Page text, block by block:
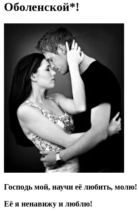
Оболенской*!
Господь мой, научи её любить, молю!
Её я ненавижу и люблю!